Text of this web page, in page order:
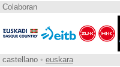
Colaboran
castellano • euskara